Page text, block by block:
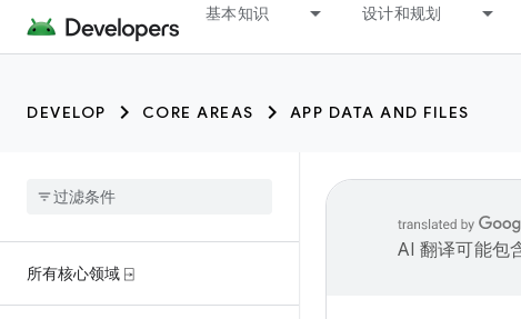
基本知识 设计和规划
DEVELOP CORE AREAS APP DATA AND FILES
所有核心领域 ⍈
AI 翻译可能包